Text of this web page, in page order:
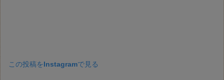
この投稿をInstagramで見る